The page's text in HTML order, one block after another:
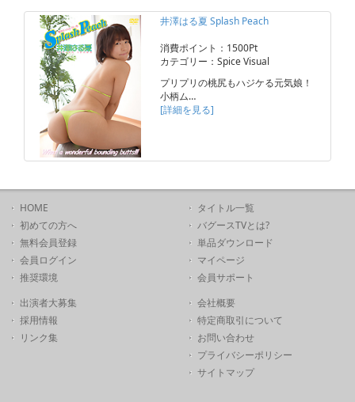
井澤はる夏 Splash Peach
消費ポイント：1500Pt
カテゴリー：Spice Visual
プリプリの桃尻もハジケる元気娘！
小柄ム…
[詳細を見る]
HOME
初めての方へ
無料会員登録
会員ログイン
推奨環境
タイトル一覧
バグースTVとは?
単品ダウンロード
マイページ
会員サポート
出演者大募集
採用情報
リンク集
会社概要
特定商取引について
お問い合わせ
プライバシーポリシー
サイトマップ